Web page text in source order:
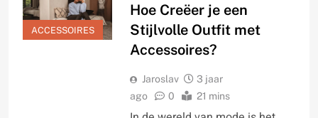
ACCESSOIRES
Hoe Creëer je een
Stijlvolle Outfit met
Accessoires?
Jaroslav
3 jaar
ago
0 21 mins